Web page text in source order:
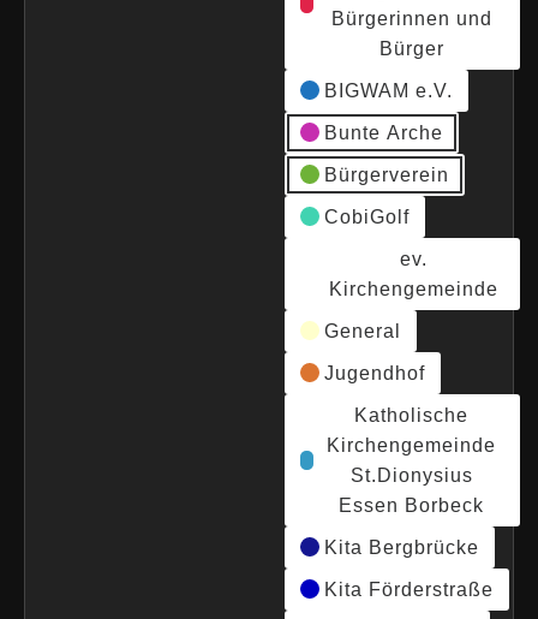
Bürgerinnen und
Bürger
BIGWAM e.V.
Bunte Arche
Bürgerverein
CobiGolf
ev.
Kirchengemeinde
General
Jugendhof
Katholische
Kirchengemeinde
St.Dionysius
Essen Borbeck
Kita Bergbrücke
Kita Förderstraße